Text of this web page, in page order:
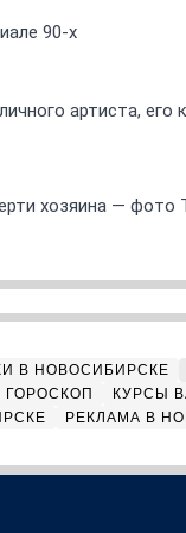
90-х
артиста,
хозяина — фото
В НОВОСИБИРСКЕ
ГОРОСКОП
КУРСЫ
РЕКЛАМА В